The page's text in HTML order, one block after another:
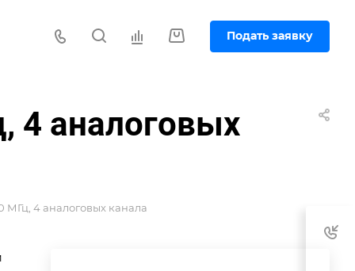
Подать заявку
4 аналоговых
МГц, 4 аналоговых канала